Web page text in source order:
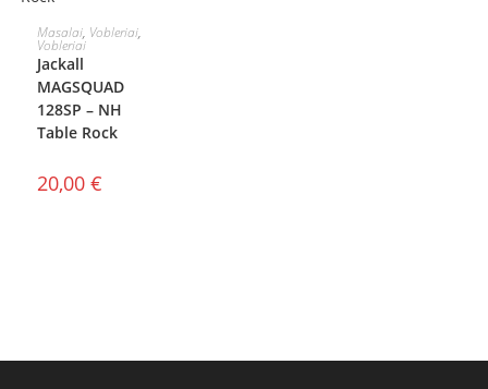
Į KREPŠELĮ
Masalai, Vobleriai,
Vobleriai
Jackall
MAGSQUAD
128SP – NH
Table Rock
20,00 €